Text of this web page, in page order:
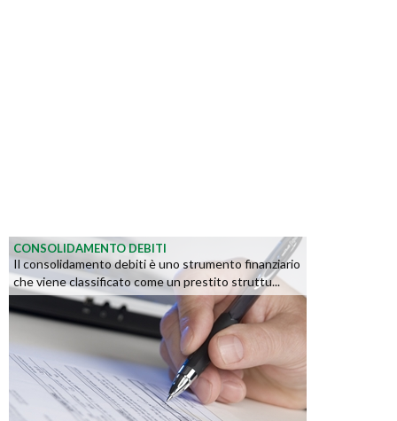
CONSOLIDAMENTO DEBITI
Il consolidamento debiti è uno strumento finanziario
che viene classificato come un prestito struttu...